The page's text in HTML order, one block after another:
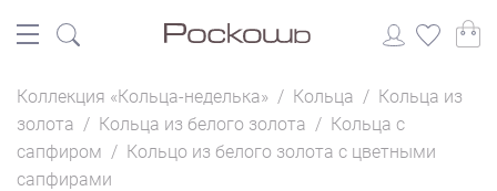
Коллекция «Кольца-неделька» / Кольца / Кольца из
золота / Кольца из белого золота / Кольца с
сапфиром / Кольцо из белого золота с цветными
сапфирами